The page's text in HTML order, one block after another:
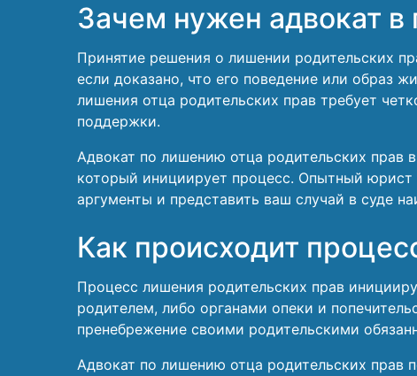
Зачем нужен адвокат
Принятие решения о лишении родительских
если доказано, что его поведение или образ
лишения отца родительских прав требует
поддержки.
Адвокат по лишению отца родительских прав
который инициирует процесс. Опытный
аргументы и представить ваш случай в суде
Как происходит
Процесс лишения родительских прав
родителем, либо органами опеки и
пренебрежение своими родительскими
Адвокат по лишению отца родительских прав